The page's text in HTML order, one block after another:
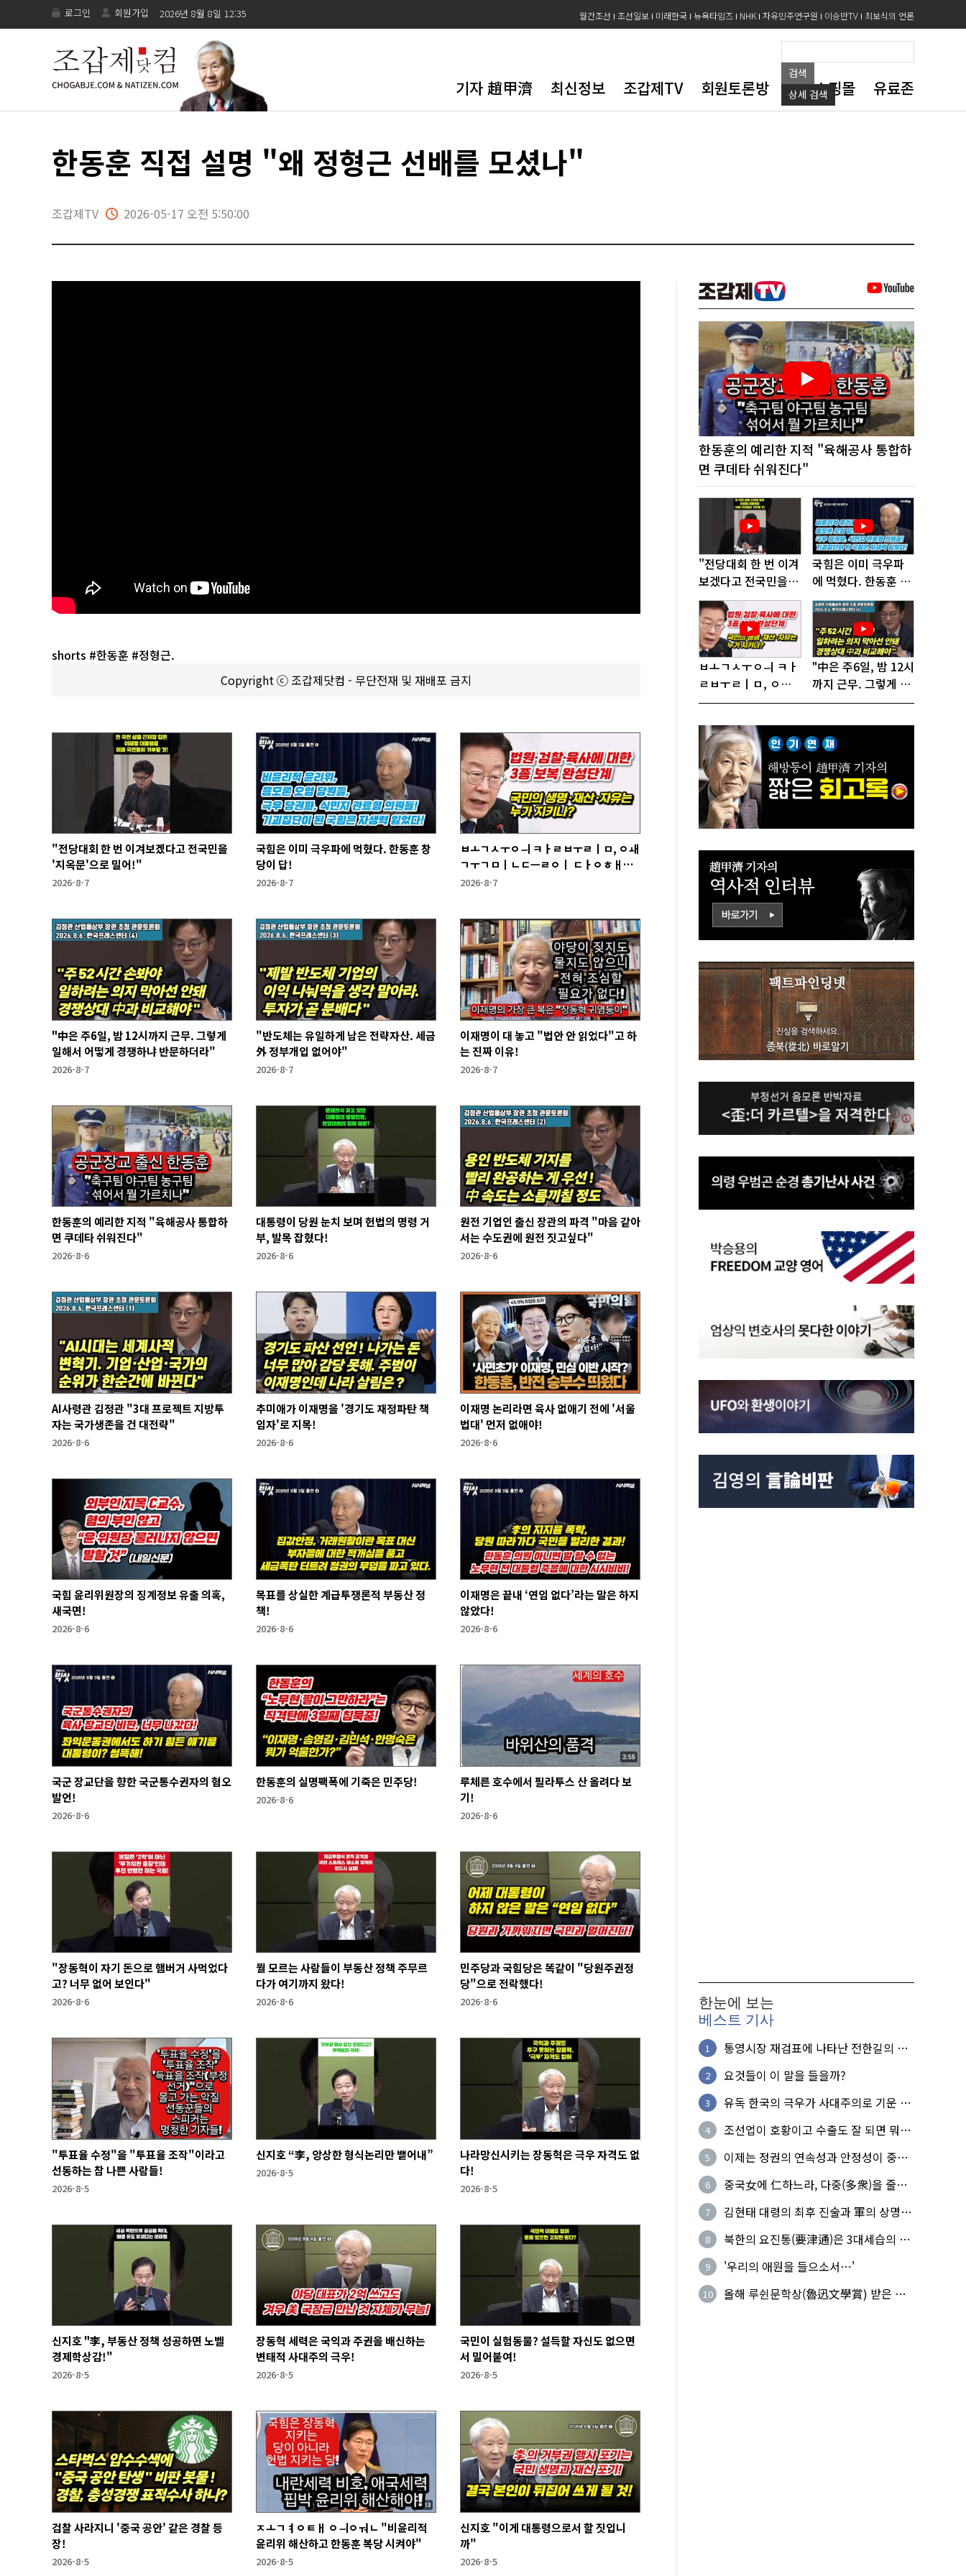
로그인 회원가입 2026년 8월 8일 12:35 월간조선 조선일보 미래한국 뉴욕타임즈 NHK 자유민주연구원 이승만TV 최보식의 언론
검색
상세 검색
기자 趙甲濟 최신정보 조갑제TV 회원토론방 도서쇼핑몰 유료존
한동훈 직접 설명 "왜 정형근 선배를 모셨나"
조갑제TV 2026-05-17 오전 5:50:00
shorts #한동훈 #정형근.
Copyright ⓒ 조갑제닷컴 - 무단전재 및 재배포 금지
"전당대회 한 번 이겨보겠다고 전국민을
'지옥문'으로 밀어!"
2026-8-7
국힘은 이미 극우파에 먹혔다. 한동훈 창
당이 답!
2026-8-7
ㅂㅗㄱㅅㅜㅇㅢ ㅋㅏㄹㅂㅜㄹㅣㅁ, ㅇㅙ
ㄱㅜㄱㅁㅣㄴㄷㅡㄹㅇㅣ ㄷㅏㅇㅎㅐㅇ
ㅑ ㅎㅏㄴㅏ?
2026-8-7
"中은 주6일, 밤 12시까지 근무. 그렇게
일해서 어떻게 경쟁하냐 반문하더라"
2026-8-7
"반도체는 유일하게 남은 전략자산. 세금
外 정부개입 없어야"
2026-8-7
이재명이 대 놓고 "법안 안 읽었다"고 하
는 진짜 이유!
2026-8-7
한동훈의 예리한 지적 "육해공사 통합하
면 쿠데타 쉬워진다"
2026-8-6
대통령이 당원 눈치 보며 헌법의 명령 거
부, 발목 잡혔다!
2026-8-6
원전 기업인 출신 장관의 파격 "마음 같아
서는 수도권에 원전 짓고싶다"
2026-8-6
AI사령관 김정관 "3대 프로젝트 지방투
자는 국가생존을 건 대전략"
2026-8-6
추미애가 이재명을 '경기도 재정파탄 책
임자'로 지목!
2026-8-6
이재명 논리라면 육사 없애기 전에 '서울
법대' 먼저 없애야!
2026-8-6
국힘 윤리위원장의 징계정보 유출 의혹,
새국면!
2026-8-6
목표를 상실한 계급투쟁론적 부동산 정
책!
2026-8-6
이재명은 끝내 ‘연임 없다’라는 말은 하지
않았다!
2026-8-6
국군 장교단을 향한 국군통수권자의 혐오
발언!
2026-8-6
한동훈의 실명팩폭에 기죽은 민주당!
2026-8-6
루체른 호수에서 필라투스 산 올려다 보
기!
2026-8-6
"장동혁이 자기 돈으로 햄버거 사먹었다
고? 너무 없어 보인다"
2026-8-6
뭘 모르는 사람들이 부동산 정책 주무르
다가 여기까지 왔다!
2026-8-6
민주당과 국힘당은 똑같이 "당원주권정
당"으로 전락했다!
2026-8-6
"투표율 수정"을 "투표율 조작"이라고
선동하는 참 나쁜 사람들!
2026-8-5
신지호 “李, 앙상한 형식논리만 뱉어내”
2026-8-5
나라망신시키는 장동혁은 극우 자격도 없
다!
2026-8-5
신지호 "李, 부동산 정책 성공하면 노벨
경제학상감!"
2026-8-5
장동혁 세력은 국익과 주권을 배신하는
변태적 사대주의 극우!
2026-8-5
국민이 실험동물? 설득할 자신도 없으면
서 밀어붙여!
2026-8-5
검찰 사라지니 '중국 공안' 같은 경찰 등
장!
2026-8-5
ㅈㅗㄱㅕㅇㅌㅐ ㅇㅢㅇㅝㄴ "비윤리적
윤리위 해산하고 한동훈 복당 시켜야"
2026-8-5
신지호 "이게 대통령으로서 할 짓입니
까"
2026-8-5
한동훈의 예리한 지적 "육해공사 통합하
면 쿠데타 쉬워진다"
"전당대회 한 번 이겨
보겠다고 전국민을
'지옥문'으로 밀어!"
국힘은 이미 극우파
에 먹혔다. 한동훈 창
당이 답!
ㅂㅗㄱㅅㅜㅇㅢ ㅋㅏ
ㄹㅂㅜㄹㅣㅁ, ㅇㅙ
ㄱㅜㄱㅁㅣㄴㄷㅡㄹ
ㅎㅏㄴㅏ?
"中은 주6일, 밤 12시
까지 근무. 그렇게 일
해서 어떻게 경쟁하
한눈에 보는
베스트 기사
1
통영시장 재검표에 나타난 전한길의 무
2 요것들이 이 말을 들을까?
3
유독 한국의 극우가 사대주의로 기운 이
4
조선업이 호황이고 수출도 잘 되면 뭐하
5
이제는 정권의 연속성과 안정성이 중요
6
중국女에 仁하느라, 다중(多衆)을 줄세
7
김현태 대령의 최후 진술과 軍의 상명하
8
북한의 요진통(要津通)은 3대세습의 사
9 '우리의 애원을 들으소서…'
10
올해 루쉰문학상(魯迅文學賞) 받은 왕